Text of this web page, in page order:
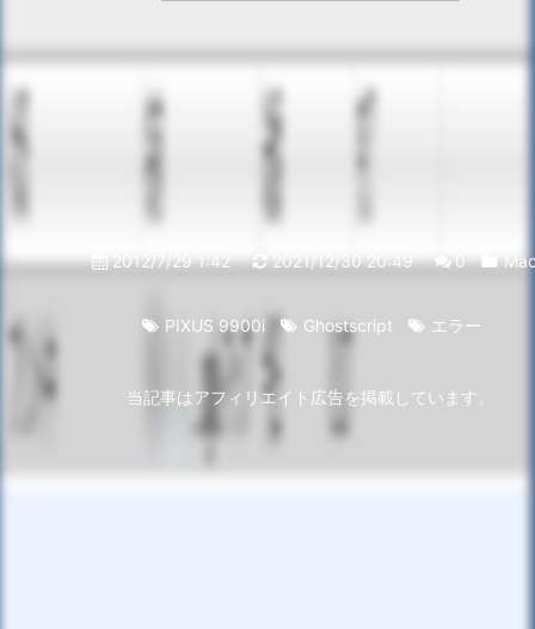
2012/7/29 1:42 2021/12/30 20:49 0
PIXUS 9900i Ghostscript エラー
当記事はアフィリエイト広告を掲載しています。